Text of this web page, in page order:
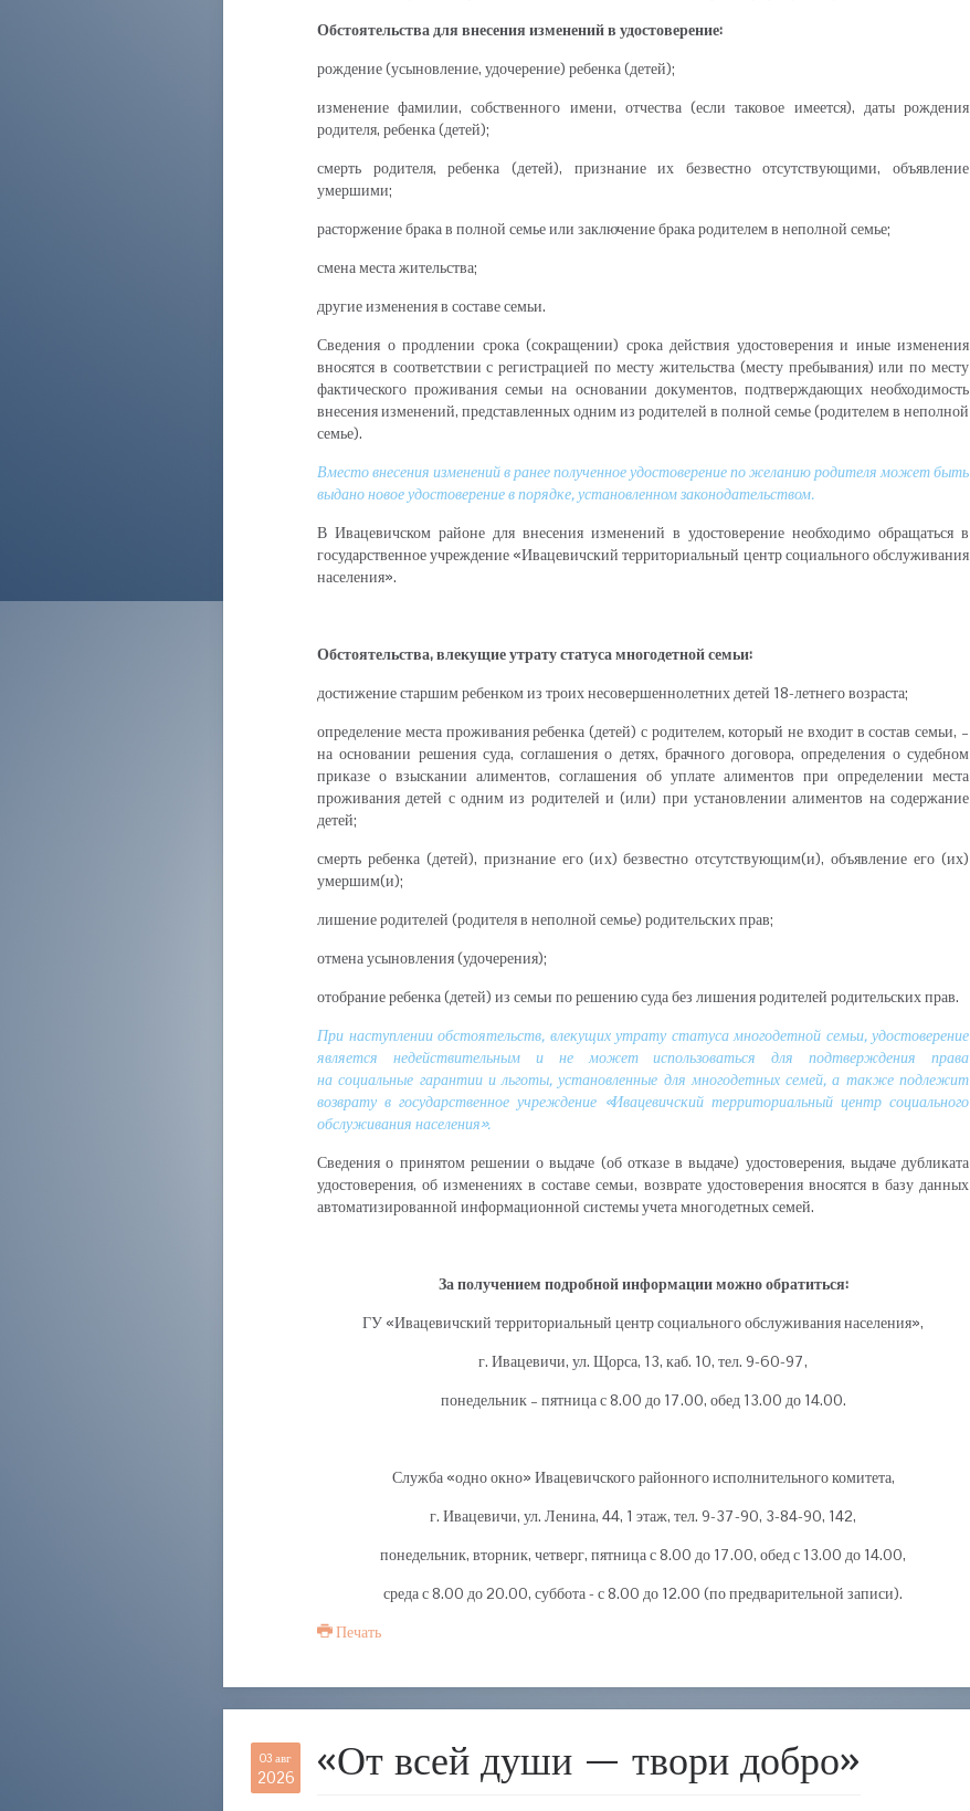
Обстоятельства для внесения изменений в удостоверение:
рождение (усыновление, удочерение) ребенка (детей);
изменение фамилии, собственного имени, отчества (если таковое имеется), даты рождения
родителя, ребенка (детей);
смерть родителя, ребенка (детей), признание их безвестно отсутствующими, объявление
умершими;
расторжение брака в полной семье или заключение брака родителем в неполной семье;
смена места жительства;
другие изменения в составе семьи.
Сведения о продлении срока (сокращении) срока действия удостоверения и иные изменения
вносятся в соответствии с регистрацией по месту жительства (месту пребывания) или по месту
фактического проживания семьи на основании документов, подтверждающих необходимость
внесения изменений, представленных одним из родителей в полной семье (родителем в неполной
семье).
Вместо внесения изменений в ранее полученное удостоверение по желанию родителя может быть
выдано новое удостоверение в порядке, установленном законодательством.
В Ивацевичском районе для внесения изменений в удостоверение необходимо обращаться в
государственное учреждение «Ивацевичский территориальный центр социального обслуживания
населения».
Обстоятельства, влекущие утрату статуса многодетной семьи:
достижение старшим ребенком из троих несовершеннолетних детей 18-летнего возраста;
определение места проживания ребенка (детей) с родителем, который не входит в состав семьи, –
на основании решения суда, соглашения о детях, брачного договора, определения о судебном
приказе о взыскании алиментов, соглашения об уплате алиментов при определении места
проживания детей с одним из родителей и (или) при установлении алиментов на содержание
детей;
смерть ребенка (детей), признание его (их) безвестно отсутствующим(и), объявление его (их)
умершим(и);
лишение родителей (родителя в неполной семье) родительских прав;
отмена усыновления (удочерения);
отобрание ребенка (детей) из семьи по решению суда без лишения родителей родительских прав.
При наступлении обстоятельств, влекущих утрату статуса многодетной семьи, удостоверение
является недействительным и не может использоваться для подтверждения права
на социальные гарантии и льготы, установленные для многодетных семей, а также подлежит
возврату в государственное учреждение «Ивацевичский территориальный центр социального
обслуживания населения».
Сведения о принятом решении о выдаче (об отказе в выдаче) удостоверения, выдаче дубликата
удостоверения, об изменениях в составе семьи, возврате удостоверения вносятся в базу данных
автоматизированной информационной системы учета многодетных семей.
За получением подробной информации можно обратиться:
ГУ «Ивацевичский территориальный центр социального обслуживания населения»,
г. Ивацевичи, ул. Щорса, 13, каб. 10, тел. 9-60-97,
понедельник – пятница с 8.00 до 17.00, обед 13.00 до 14.00.
Служба «одно окно» Ивацевичского районного исполнительного комитета,
г. Ивацевичи, ул. Ленина, 44, 1 этаж, тел. 9-37-90, 3-84-90, 142,
понедельник, вторник, четверг, пятница с 8.00 до 17.00, обед с 13.00 до 14.00,
среда с 8.00 до 20.00, суббота - с 8.00 до 12.00 (по предварительной записи).
Печать
03 авг
2026 «От всей души — твори добро»